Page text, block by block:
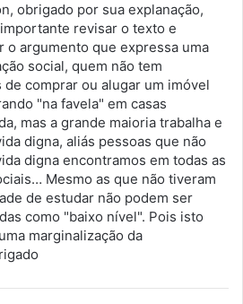
s
e
:
obrigado por sua explanação,
revisar o texto e
o argumento que expressa uma
social, quem não tem
de comprar ou alugar um imóvel
"na favela" em casas
mas a grande maioria trabalha e
digna, aliás pessoas que não
digna encontramos em todas as
Mesmo as que não tiveram
de estudar não podem ser
como "baixo nível". Pois isto
marginalização da